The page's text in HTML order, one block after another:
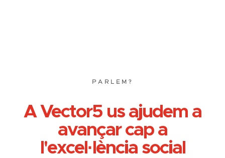
PARLEM?
A Vector5 us ajudem a
avançar cap a
l'excel·lència social